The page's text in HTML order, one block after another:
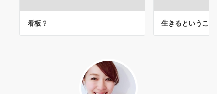
看板？ 生きるということ